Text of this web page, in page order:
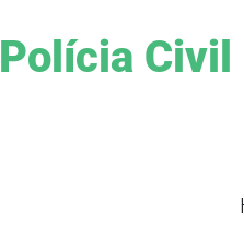
Polícia